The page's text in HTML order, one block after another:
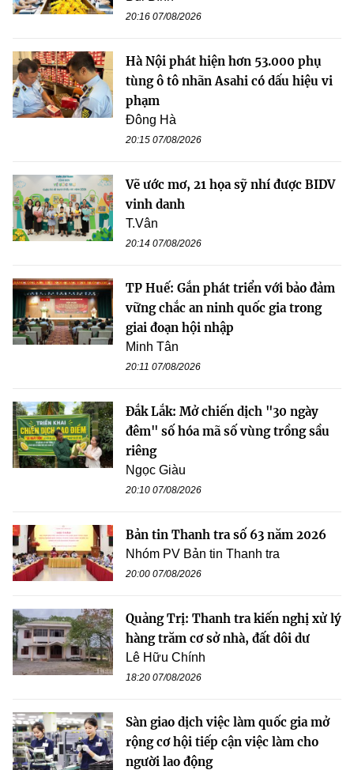
20:16 07/08/2026
Hà Nội phát hiện hơn 53.000 phụ
tùng ô tô nhãn Asahi có dấu hiệu vi
phạm
Đông Hà
20:15 07/08/2026
Vẽ ước mơ, 21 họa sỹ nhí được BIDV
vinh danh
T.Vân
20:14 07/08/2026
TP Huế: Gắn phát triển với bảo đảm
vững chắc an ninh quốc gia trong
giai đoạn hội nhập
Minh Tân
20:11 07/08/2026
Đắk Lắk: Mở chiến dịch "30 ngày
đêm" số hóa mã số vùng trồng sầu
riêng
Ngọc Giàu
20:10 07/08/2026
Bản tin Thanh tra số 63 năm 2026
Nhóm PV Bản tin Thanh tra
20:00 07/08/2026
Quảng Trị: Thanh tra kiến nghị xử lý
hàng trăm cơ sở nhà, đất dôi dư
Lê Hữu Chính
18:20 07/08/2026
Sàn giao dịch việc làm quốc gia mở
rộng cơ hội tiếp cận việc làm cho
người lao động